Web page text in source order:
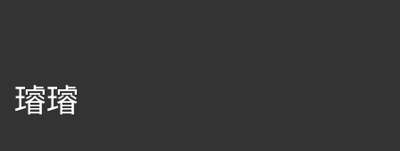
璿璿